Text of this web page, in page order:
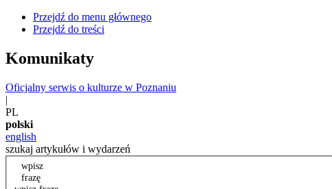
Przejdź do menu głównego
Przejdź do treści
Komunikaty
Oficjalny serwis o kulturze w Poznaniu
|
PL
polski
english
szukaj artykułów i wydarzeń
wpisz
frazę